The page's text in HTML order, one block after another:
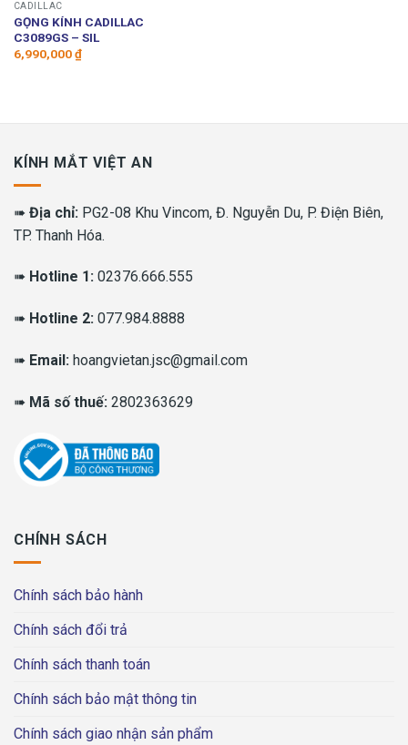
CADILLAC
GỌNG KÍNH CADILLAC
C3089GS – SIL
6,990,000₫
KÍNH MẮT VIỆT AN
➠ Địa chỉ: PG2-08 Khu Vincom, Đ. Nguyễn Du, P. Điện Biên,
TP. Thanh Hóa.
➠ Hotline 1: 02376.666.555
➠ Hotline 2: 077.984.8888
➠ Email: hoangvietan.jsc@gmail.com
➠ Mã số thuế: 2802363629
CHÍNH SÁCH
Chính sách bảo hành
Chính sách đổi trả
Chính sách thanh toán
Chính sách bảo mật thông tin
Chính sách giao nhận sản phẩm